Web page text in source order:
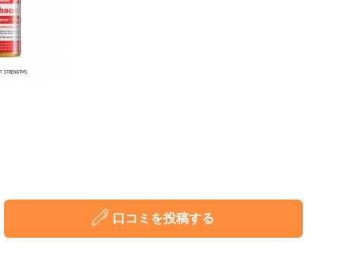
口コミを投稿する